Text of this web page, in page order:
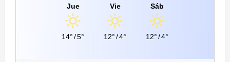
Jue
14°/5°
Vie
12°/4°
Sáb
12°/4°